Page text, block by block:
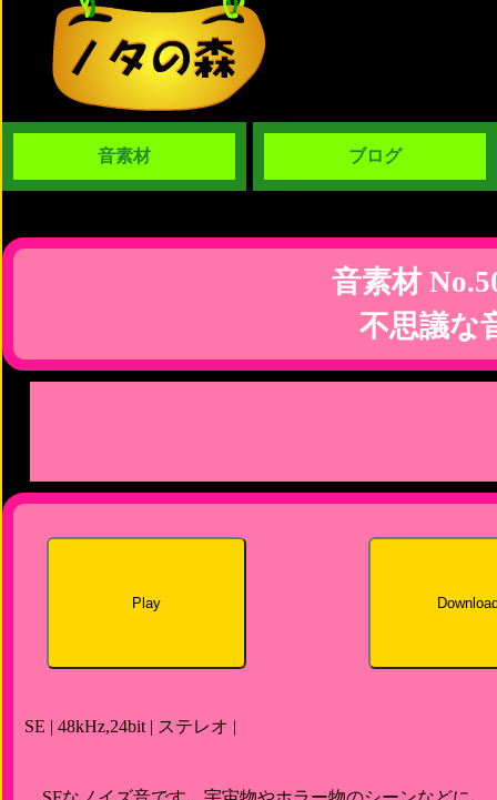
音素材 ブログ
音素材
不思議な
Play
SE | 48kHz,24bit | ステレオ |